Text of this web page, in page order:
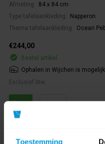
Toestemming
Afmeting:
84 x 84 cm
Type tafelaankleding:
Napperon
Thema tafelaankleding:
Ocean
€244,00
Bestel artikel.
Ophalen in Wijchen is
Exclusief btw.